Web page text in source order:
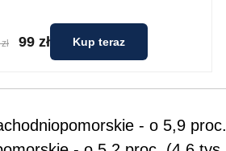
99 zł Kup teraz
- o 5,9 proc.